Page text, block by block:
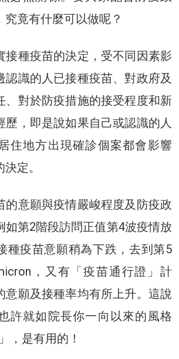
究竟有什麼可以做呢？
接種疫苗的決定，受不同因素影
認識的人已接種疫苗、對政府及
、對於防疫措施的接受程度和新
歷，即是說如果自己或認識的人
住地方出現確診個案都會影響
定。
的意願與疫情嚴峻程度及防疫政
如第2階段訪問正值第4波疫情放
種疫苗意願稍為下跌，去到第5
，又有「疫苗通行證」計
意願及接種率均有所上升。這說
許就如院長你一向以來的風格
，是有用的！